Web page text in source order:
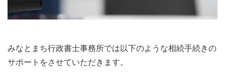
みなとまち行政書士事務所では以下のような相続手続きの
サポートをさせていただきます。